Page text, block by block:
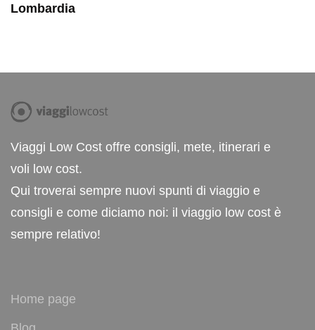
Lombardia
Viaggi Low Cost offre consigli, mete, itinerari e
voli low cost.
Qui troverai sempre nuovi spunti di viaggio e
consigli e come diciamo noi: il viaggio low cost è
sempre relativo!
Home page